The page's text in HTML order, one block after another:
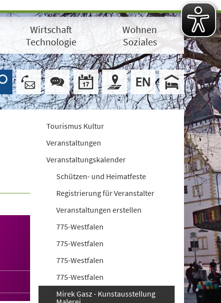
Wirtschaft
Technologie
Wohnen
Soziales
Tourismus Kultur
Veranstaltungen
Veranstaltungskalender
Schützen- und Heimatfeste
Registrierung für Veranstalter
Veranstaltungen erstellen
775-Westfalen
775-Westfalen
775-Westfalen
775-Westfalen
Mirek Gasz - Kunstausstellung